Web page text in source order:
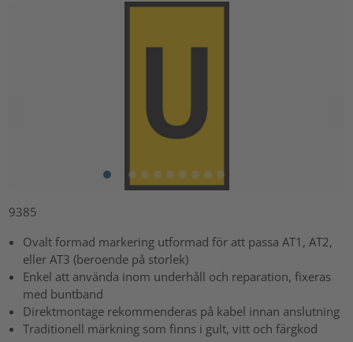
9385
Ovalt formad markering utformad för att passa AT1, AT2,
eller AT3 (beroende på storlek)
Enkel att använda inom underhåll och reparation, fixeras
med buntband
Direktmontage rekommenderas på kabel innan anslutning
Traditionell märkning som finns i gult, vitt och färgkod